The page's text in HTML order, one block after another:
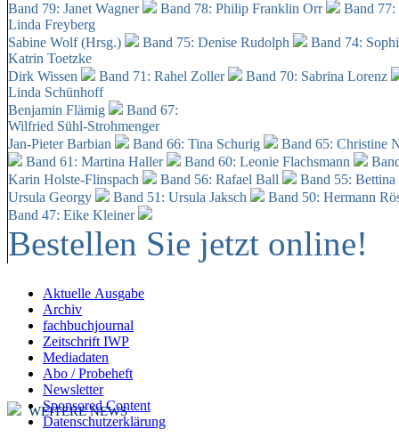
Band 79: Janet Wagner Band 78: Philip Franklin Orr
Band
Linda Freyberg
Sabine Wolf (Hrsg.)
Band 75: Denise Rudolph
Band 74:
Katrin Toetzke
Dirk Wissen
Band 71: Rahel Zoller
Band 70: Sabrina Lorenz
Linda Schünhoff
Benjamin Flämig
Band 67:
Wilfried Sühl-Strohmenger
Jan-Pieter Barbian
Band 66: Tina Schurig
Band 65: Christine
Band 61: Martina Haller
Band 60: Leonie Flachsmann
Karin Holste-Flinspach
Band 56: Rafael Ball
Band 55:
Ursula Georgy
Band 51: Ursula Jaksch Band 50: Hermann
Band 47: Eike Kleiner
Bestellen Sie jetzt online!
Aktuelle Ausgabe
Archiv
fachbuchjournal
Zeitschrift IWP
Mediadaten
Abo / Probeheft
Newsletter
Sponsored Content
Datenschutzerklärung
WEITERE NEWS